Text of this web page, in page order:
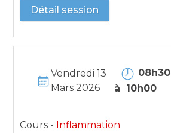
Détail session
Vendredi 13
Mars 2026
08h30
à 10h00
Cours - Inflammation